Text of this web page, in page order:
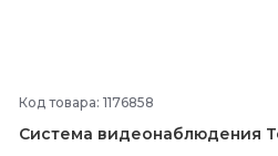
Код товара: 1176858
Система видеонаблюдения